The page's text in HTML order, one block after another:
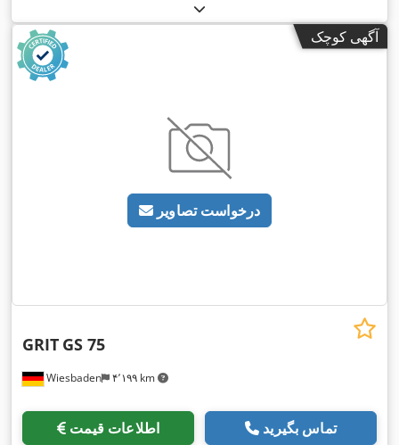
آگهی کوچک
درخواست تصاویر
Wiesbaden ۴٬۱۹۹ km
GRIT GS 75
اطلاعات قیمت تماس بگیرید